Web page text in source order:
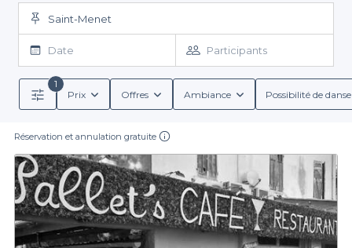
Saint-Menet
Date Participants
1
Prix
Offres Ambiance Possibilité de
Réservation et annulation gratuite